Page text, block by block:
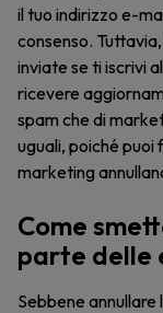
il tuo indirizzo e-
consenso.
inviate se ti iscrivi
ricevere
spam che di
uguali, poiché
marketing
Come
parte delle
Sebbene annullare